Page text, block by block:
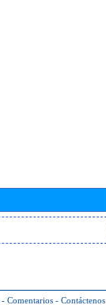
- Comentarios - Contáctenos